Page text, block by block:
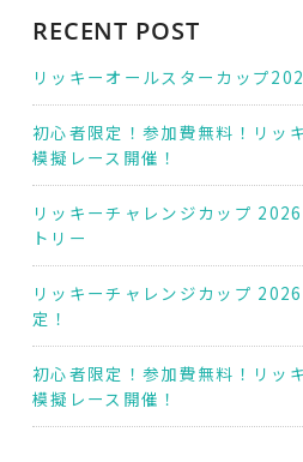
RECENT POST
リッキーオールスターカップ
初心者限定！参加費無料！リッ
模擬レース開催！
リッキーチャレンジカップ
トリー
リッキーチャレンジカップ
定！
初心者限定！参加費無料！リッ
模擬レース開催！